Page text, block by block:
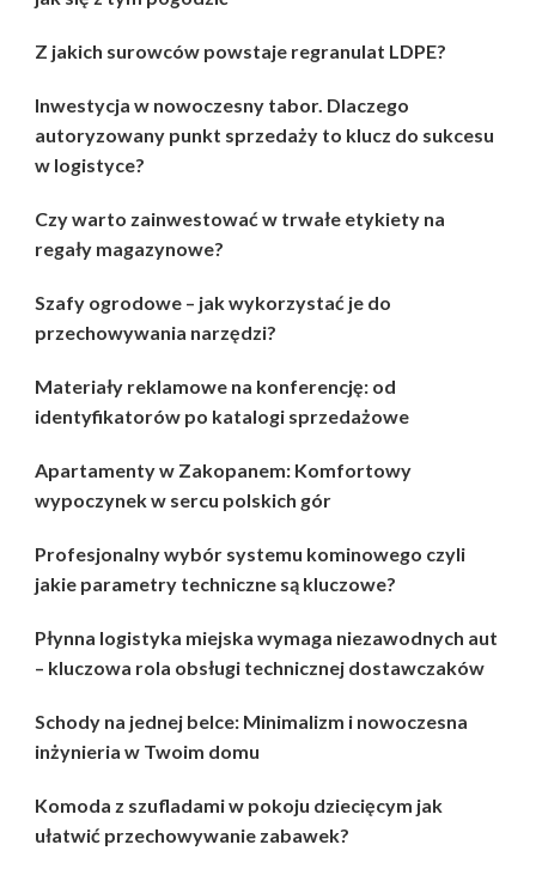
Z jakich surowców powstaje regranulat LDPE?
Inwestycja w nowoczesny tabor. Dlaczego
autoryzowany punkt sprzedaży to klucz do sukcesu
w logistyce?
Czy warto zainwestować w trwałe etykiety na
regały magazynowe?
Szafy ogrodowe – jak wykorzystać je do
przechowywania narzędzi?
Materiały reklamowe na konferencję: od
identyfikatorów po katalogi sprzedażowe
Apartamenty w Zakopanem: Komfortowy
wypoczynek w sercu polskich gór
Profesjonalny wybór systemu kominowego czyli
jakie parametry techniczne są kluczowe?
Płynna logistyka miejska wymaga niezawodnych aut
– kluczowa rola obsługi technicznej dostawczaków
Schody na jednej belce: Minimalizm i nowoczesna
inżynieria w Twoim domu
Komoda z szufladami w pokoju dziecięcym jak
ułatwić przechowywanie zabawek?